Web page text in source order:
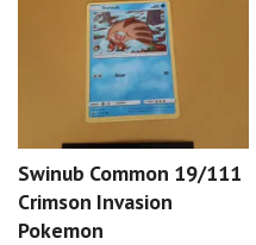
Swinub Common 19/111
Crimson Invasion
Pokemon